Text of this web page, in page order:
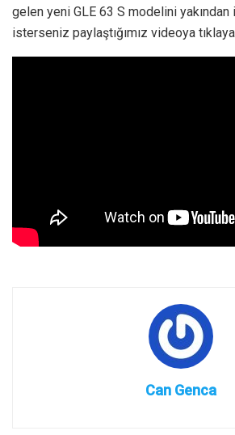
gelen yeni GLE 63 S modelini
isterseniz paylaştığımız videoya
Can Genca